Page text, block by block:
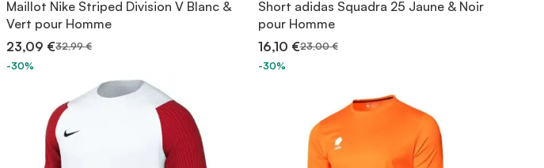
Maillot Nike Striped Division V Blanc &
Vert pour Homme
23,09 €32,99 €
-30%
Short adidas Squadra 25 Jaune & Noir
pour Homme
16,10 €23,00 €
-30%